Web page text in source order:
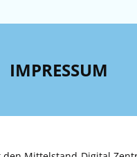
IMPRESSUM